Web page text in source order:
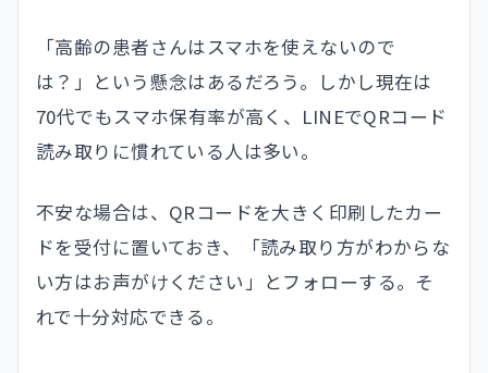
「高齢の患者さんはスマホを使えないので
は？」という懸念はあるだろう。しかし現在は
70代でもスマホ保有率が高く、LINEでQRコード
読み取りに慣れている人は多い。
不安な場合は、QRコードを大きく印刷したカー
ドを受付に置いておき、「読み取り方がわからな
い方はお声がけください」とフォローする。そ
れで十分対応できる。